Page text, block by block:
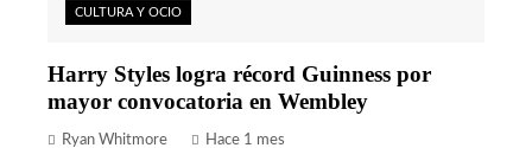
CULTURA Y OCIO
Harry Styles logra récord Guinness por
mayor convocatoria en Wembley
Ryan Whitmore Hace 1 mes